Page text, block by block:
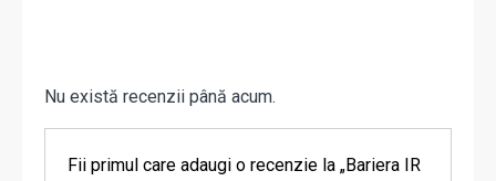
Nu există recenzii până acum.
Fii primul care adaugi o recenzie la „Bariera IR